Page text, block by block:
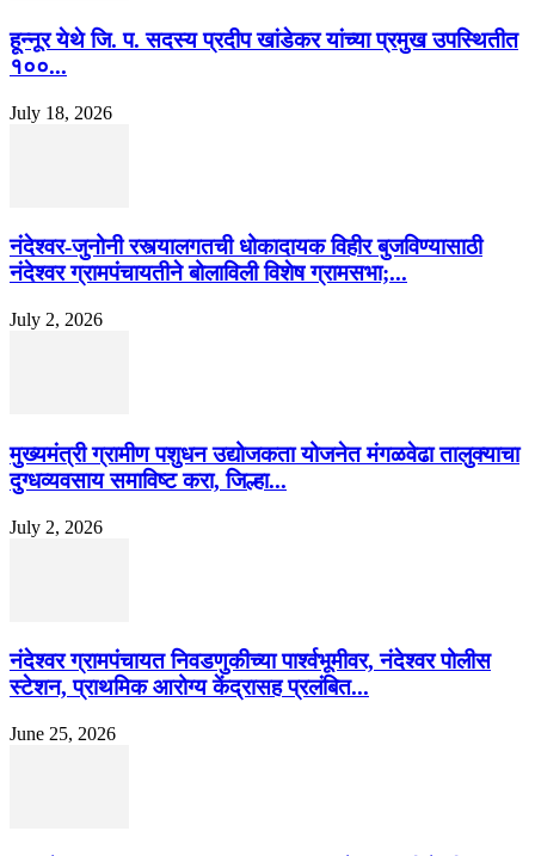
हून्नूर येथे जि. प. सदस्य प्रदीप खांडेकर यांच्या प्रमुख उपस्थितीत
१००...
July 18, 2026
नंदेश्वर-जुनोनी रस्त्यालगतची धोकादायक विहीर बुजविण्यासाठी
नंदेश्वर ग्रामपंचायतीने बोलाविली विशेष ग्रामसभा;...
July 2, 2026
मुख्यमंत्री ग्रामीण पशुधन उद्योजकता योजनेत मंगळवेढा तालुक्याचा
दुग्धव्यवसाय समाविष्ट करा, जिल्हा...
July 2, 2026
नंदेश्वर ग्रामपंचायत निवडणुकीच्या पार्श्वभूमीवर, नंदेश्वर पोलीस
स्टेशन, प्राथमिक आरोग्य केंद्रासह प्रलंबित...
June 25, 2026